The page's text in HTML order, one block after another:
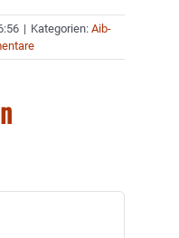
| Kategorien: Aib-